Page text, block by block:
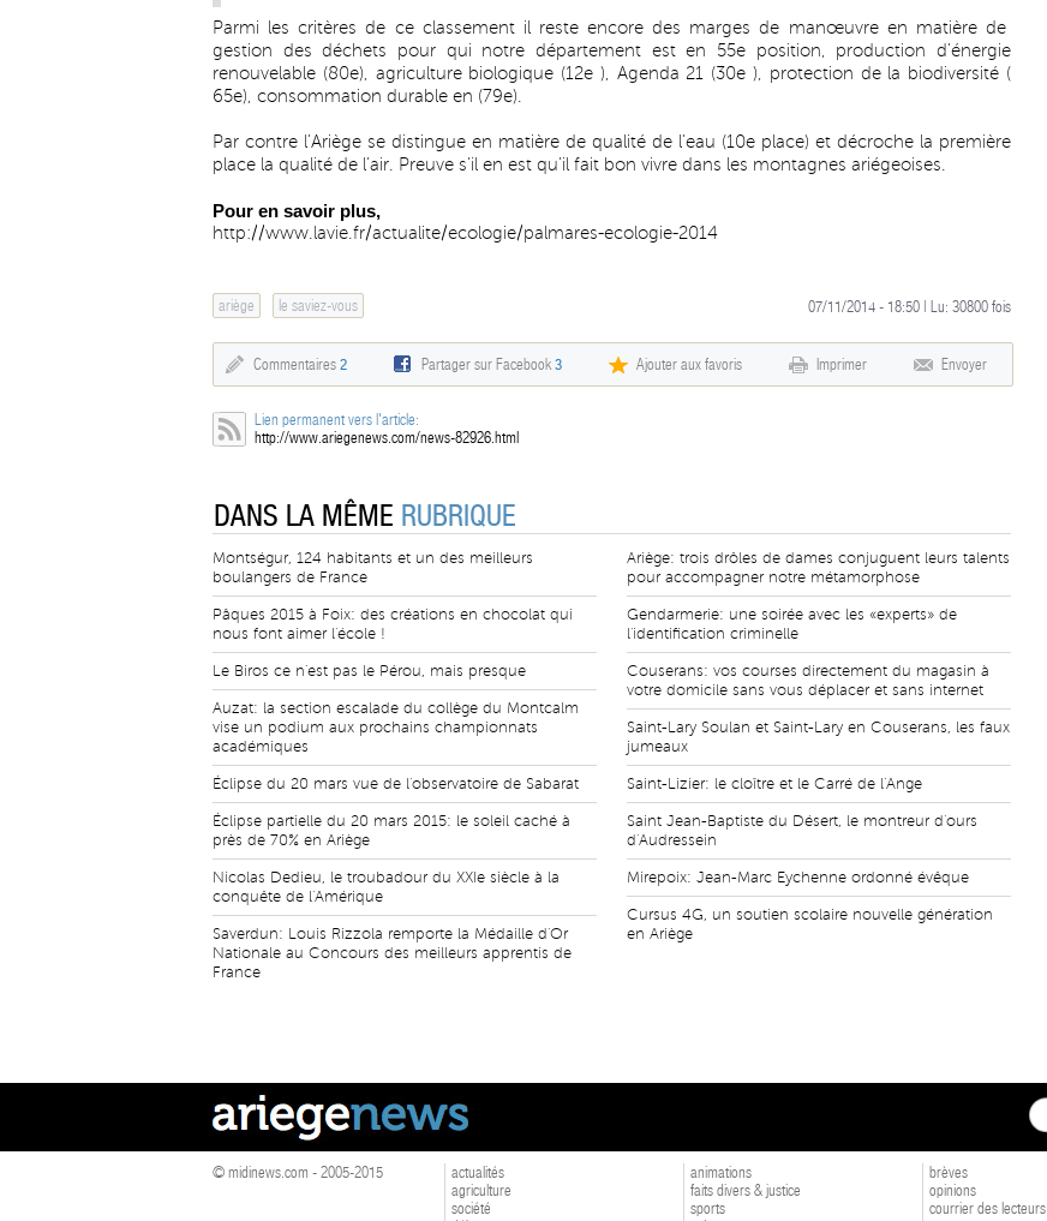
Parmi les critères de ce classement il reste encore des marges de manœuvre en matière de
gestion des déchets pour qui notre département est en 55e position, production d’énergie
renouvelable (80e), agriculture biologique (12e ), Agenda 21 (30e ), protection de la biodiversité (
65e), consommation durable en (79e).
Par contre l’Ariège se distingue en matière de qualité de l’eau (10e place) et décroche la première
place la qualité de l’air. Preuve s’il en est qu’il fait bon vivre dans les montagnes ariégeoises.
Pour en savoir plus,
http://www.lavie.fr/actualite/ecologie/palmares-ecologie-2014
ariège le saviez-vous 07/11/2014 - 18:50 | Lu: 30800 fois
Commentaires 2 Partager sur Facebook3 Ajouter aux favoris Imprimer Envoyer
Lien permanent vers l'article:
http://www.ariegenews.com/news-82926.html
DANS LA MÊME RUBRIQUE
Montségur, 124 habitants et un des meilleurs
boulangers de France
Pâques 2015 à Foix: des créations en chocolat qui
nous font aimer l'école !
Le Biros ce n'est pas le Pérou, mais presque
Auzat: la section escalade du collège du Montcalm
vise un podium aux prochains championnats
académiques
Éclipse du 20 mars vue de l'observatoire de Sabarat
Éclipse partielle du 20 mars 2015: le soleil caché à
près de 70% en Ariège
Nicolas Dedieu, le troubadour du XXIe siècle à la
conquête de l'Amérique
Saverdun: Louis Rizzola remporte la Médaille d'Or
Nationale au Concours des meilleurs apprentis de
France
Ariège: trois drôles de dames conjuguent leurs talents
pour accompagner notre métamorphose
Gendarmerie: une soirée avec les «experts» de
l'identification criminelle
Couserans: vos courses directement du magasin à
votre domicile sans vous déplacer et sans internet
Saint-Lary Soulan et Saint-Lary en Couserans, les faux
jumeaux
Saint-Lizier: le cloître et le Carré de l'Ange
Saint Jean-Baptiste du Désert, le montreur d'ours
d'Audressein
Mirepoix: Jean-Marc Eychenne ordonné évêque
Cursus 4G, un soutien scolaire nouvelle génération
en Ariège
© midinews.com - 2005-2015
actualités
agriculture
société
animations
faits divers & justice
sports
brèves
opinions
courrier des lecteurs